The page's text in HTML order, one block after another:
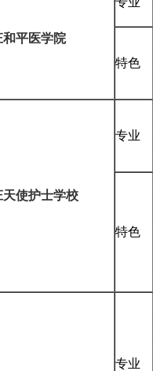
和平医学院
特色
天使护士学校
专业
特色
专业